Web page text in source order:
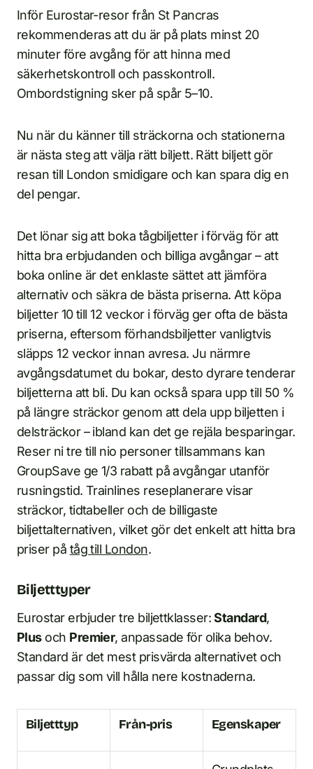
Inför Eurostar-resor från St Pancras
rekommenderas att du är på plats minst 20
minuter före avgång för att hinna med
säkerhetskontroll och passkontroll.
Ombordstigning sker på spår 5–10.
Nu när du känner till sträckorna och stationerna
är nästa steg att välja rätt biljett. Rätt biljett gör
resan till London smidigare och kan spara dig en
del pengar.
Det lönar sig att boka tågbiljetter i förväg för att
hitta bra erbjudanden och billiga avgångar – att
boka online är det enklaste sättet att jämföra
alternativ och säkra de bästa priserna. Att köpa
biljetter 10 till 12 veckor i förväg ger ofta de bästa
priserna, eftersom förhandsbiljetter vanligtvis
släpps 12 veckor innan avresa. Ju närmre
avgångsdatumet du bokar, desto dyrare tenderar
biljetterna att bli. Du kan också spara upp till 50 %
på längre sträckor genom att dela upp biljetten i
delsträckor – ibland kan det ge rejäla besparingar.
Reser ni tre till nio personer tillsammans kan
GroupSave ge 1/3 rabatt på avgångar utanför
rusningstid. Trainlines reseplanerare visar
sträckor, tidtabeller och de billigaste
biljettalternativen, vilket gör det enkelt att hitta bra
priser på tåg till London.
Biljetttyper
Eurostar erbjuder tre biljettklasser:Standard,
Plusoch Premier, anpassade för olika behov.
Standard är det mest prisvärda alternativet och
passar dig som vill hålla nere kostnaderna.
Biljetttyp Från-pris Egenskaper